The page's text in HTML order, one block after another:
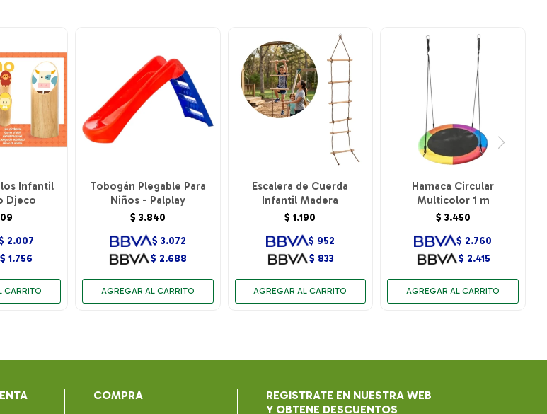
Infantil
Djeco
$ 1.756
2.007
Tobogán Plegable Para
Niños - Palplay
$ 3.840
$ 2.688
$ 3.072
Escalera de Cuerda
Infantil Madera
$ 1.190
$ 833
$ 952
Hamaca Circular
Multicolor 1 m
$ 3.450
$ 2.415
$ 2.760
COMPRA
REGISTRATE EN NUESTRA WEB
Y OBTENE DESCUENTOS